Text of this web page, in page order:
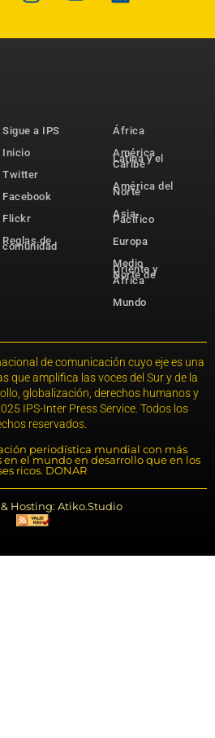
Sigue a IPS
Inicio
Twitter
Facebook
Flickr
Reglas de
comunidad
África
América
Latina y el
Caribe
América del
Norte
Asia-
Pacífico
Europa
Medio
Oriente y
Norte de
África
Mundo
de comunicación cuyo eje es una
que amplifica las voces del Sur y de la
globalización, derechos humanos y
IPS-Inter Press Service. Todos los
reservados.
periodística mundial con más
en el mundo en desarrollo que en los
ricos. DONAR
Hosting: Atiko.Studio